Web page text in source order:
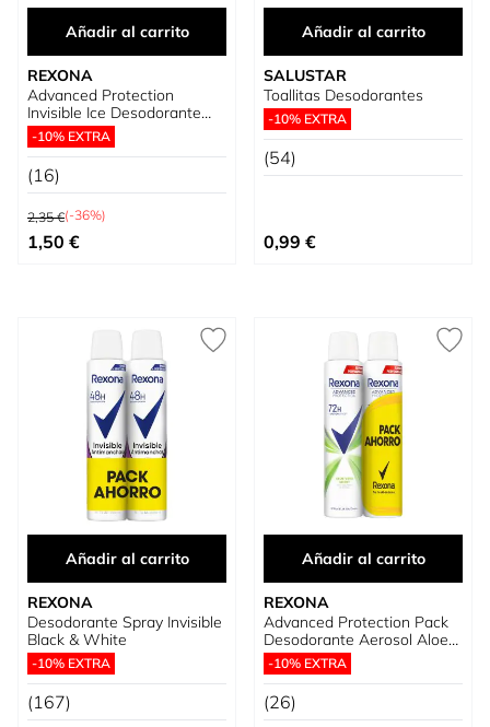
Añadir al carrito
REXONA
Advanced Protection
Invisible Ice Desodorante
Roll-On Men
-10% EXTRA
(16)
Precio habitual
2,35 €(-36%)
Precio especial
1,50 €
Añadir al carrito
SALUSTAR
Toallitas Desodorantes
-10% EXTRA
(54)
0,99 €
Añadir al carrito
REXONA
Desodorante Spray Invisible
Black & White
-10% EXTRA
(167)
Añadir al carrito
REXONA
Advanced Protection Pack
Desodorante Aerosol Aloe
Vera para Mujer
-10% EXTRA
(26)